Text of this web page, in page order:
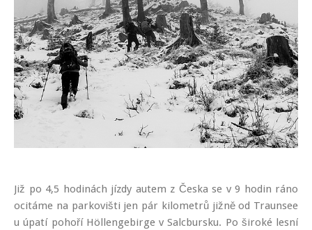
Již po 4,5 hodinách jízdy autem z Česka se v 9 hodin ráno
ocitáme na parkovišti jen pár kilometrů jižně od Traunsee
u úpatí pohoří Höllengebirge v Salcbursku. Po široké lesní